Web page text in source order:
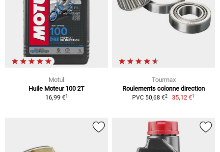
Motul
Huile Moteur 100 2T
16,99 €1
Tourmax
Roulements colonne direction
PVC 50,68 €2 35,12 €1